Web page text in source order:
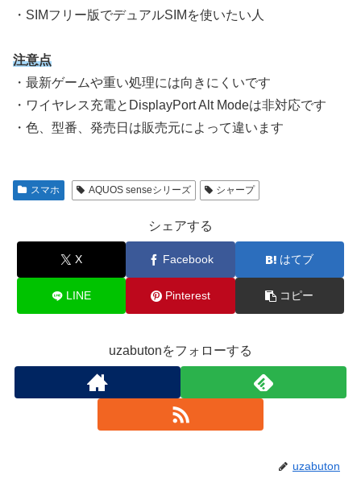
・SIMフリー版でデュアルSIMを使いたい人
注意点
・最新ゲームや重い処理には向きにくいです
・ワイヤレス充電とDisplayPort Alt Modeは非対応です
・色、型番、発売日は販売元によって違います
スマホ AQUOS senseシリーズ シャープ
シェアする
X Facebook はてブ
LINE Pinterest コピー
uzabutonをフォローする
uzabuton